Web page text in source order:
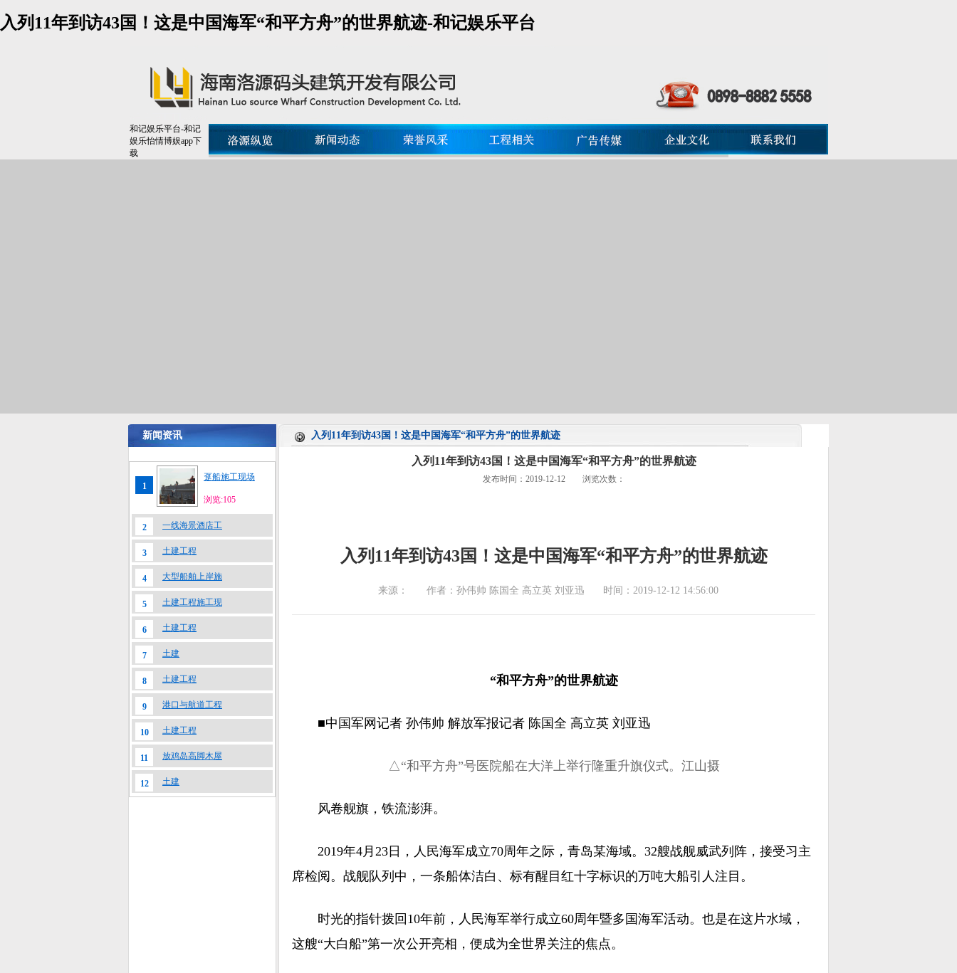
入列11年到访43国！这是中国海军“和平方舟”的世界航迹-和记娱乐平台
和记娱乐平台-和记
娱乐怡情博娱app下
载
新闻资讯 入列11年到访43国！这是中国海军“和平方舟”的世界航迹
1
趸船施工现场
浏览:105
2 一线海景酒店工
3 土建工程
4 大型船舶上岸施
5 土建工程施工现
6 土建工程
7 土建
8 土建工程
9 港口与航道工程
10 土建工程
11 放鸡岛高脚木屋
12 土建
入列11年到访43国！这是中国海军“和平方舟”的世界航迹
发布时间：2019-12-12 浏览次数：
入列11年到访43国！这是中国海军“和平方舟”的世界航迹
来源： 作者：孙伟帅 陈国全 高立英 刘亚迅 时间：2019-12-12 14:56:00
“和平方舟”的世界航迹
■中国军网记者 孙伟帅 解放军报记者 陈国全 高立英 刘亚迅
△“和平方舟”号医院船在大洋上举行隆重升旗仪式。江山摄
风卷舰旗，铁流澎湃。
2019年4月23日，人民海军成立70周年之际，青岛某海域。32艘战舰威武列阵，接受习主
席检阅。战舰队列中，一条船体洁白、标有醒目红十字标识的万吨大船引人注目。
时光的指针拨回10年前，人民海军举行成立60周年暨多国海军活动。也是在这片水域，
这艘“大白船”第一次公开亮相，便成为全世界关注的焦点。